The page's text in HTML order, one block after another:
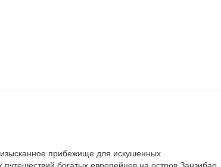
прибежище для искушенных